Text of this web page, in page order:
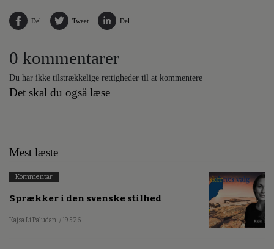
Del Tweet Del
0 kommentarer
Du har ikke tilstrækkelige rettigheder til at kommentere
Det skal du også læse
Mest læste
Kommentar
Sprækker i den svenske stilhed
Kajsa Li Paludan / 19.5.26